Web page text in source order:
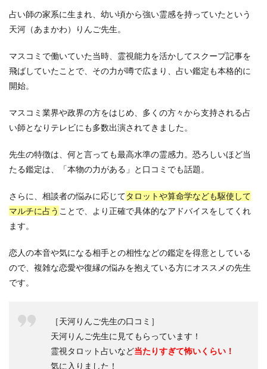
占い師の家系に生まれ、幼い頃から強い霊感を持っていたという
天河（あまかわ）りんご先生。
マスコミで働いていた当時、霊視能力を活かしてスクープ記事を
飛ばしていたことで、その力が噂で広まり、占い鑑定も本格的に
開始。
マスコミ業界や政界の方をはじめ、多くの方々から支持される占
い師となりテレビにも多数出演されてきました。
先生の特徴は、何と言っても最高水準の霊感力。恐ろしいほど当
たる鑑定は、「本物の力がある」と口コミでも話題。
さらに、相談者の悩みに応じてタロットや算命学なども駆使して
マルチに占う ことで、より正確で具体的なアドバイスをしてくれ
ます。
恋人の本音や気になる相手との相性などの鑑定を得意としている
ので、複雑な恋愛や復縁の悩みを抱えている方にオススメの先生
です。
［天河りんご先生の口コミ］
天河りんご先生に見てもらっています！
霊視タロット占いなど当たりすぎて怖いくらい！
気に入りました！